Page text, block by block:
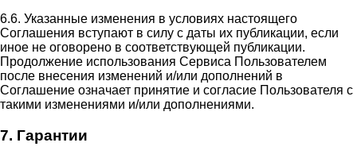
6.6. Указанные изменения в условиях настоящего
Соглашения вступают в силу с даты их публикации, если
иное не оговорено в соответствующей публикации.
Продолжение использования Сервиса Пользователем
после внесения изменений и/или дополнений в
Соглашение означает принятие и согласие Пользователя с
такими изменениями и/или дополнениями.
7. Гарантии